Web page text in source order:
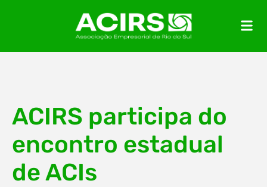
ACIRS participa do
encontro estadual
de ACIs